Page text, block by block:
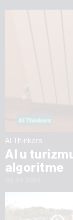
AI Thinkers
AI u
algoritme